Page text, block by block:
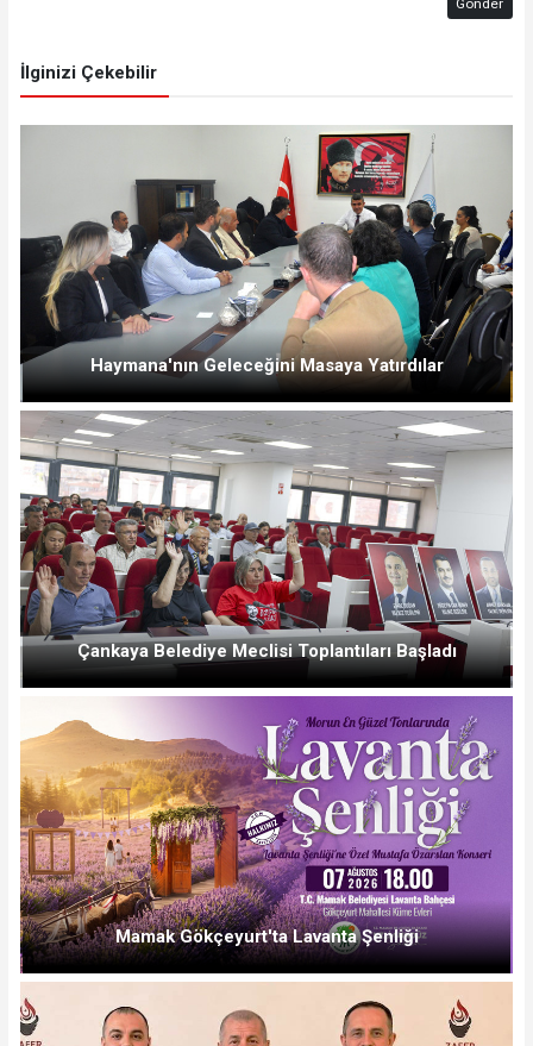
İlginizi Çekebilir
Haymana'nın Geleceğini Masaya Yatırdılar
Çankaya Belediye Meclisi Toplantıları Başladı
Mamak Gökçeyurt'ta Lavanta Şenliği